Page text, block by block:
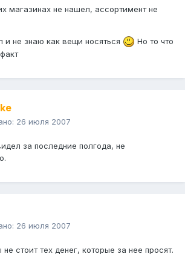
магазинах не нашел, ассортимент не
и не знаю как вещи носяться
Но то что
26 июля 2007
за последние полгода, не
26 июля 2007
стоит тех денег, которые за нее просят.